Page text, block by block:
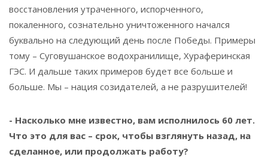
восстановления утраченного, испорченного,
покаленного, сознательно уничтоженного начался
буквально на следующий день после Победы. Примеры
тому – Суговушанское водохранилище, Хураферинская
ГЭС. И дальше таких примеров будет все больше и
больше. Мы – нация созидателей, а не разрушителей!
- Насколько мне известно, вам исполнилось 60 лет.
Что это для вас – срок, чтобы взглянуть назад, на
сделанное, или продолжать работу?